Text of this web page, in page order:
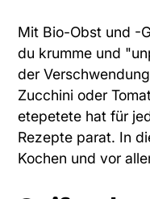
Mit Bio-Obst und -
du krumme und
der
Zucchini oder
etepetete hat für
Rezepte parat. In
Kochen und vor